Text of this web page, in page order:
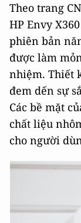
Theo trang
HP Envy
phiên bản
được làm
nhiệm. Thiết
đem dến sự
Các bề mặt
chất liệu
cho người